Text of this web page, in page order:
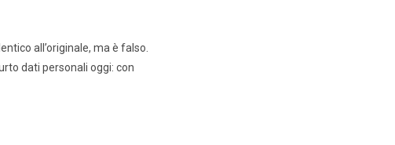
all’originale, ma è falso.
dati personali oggi: con